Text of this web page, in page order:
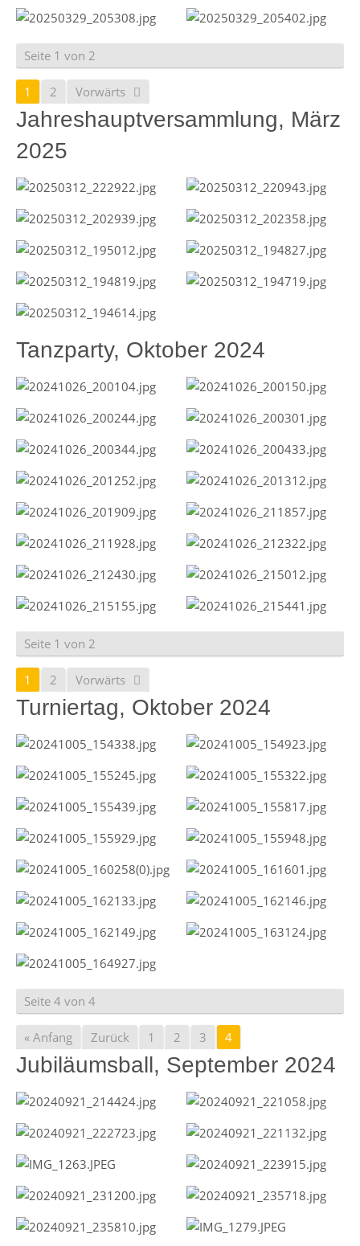
Seite 1 von 2
1 2 Vorwärts
Jahreshauptversammlung, März
2025
Tanzparty, Oktober 2024
Seite 1 von 2
1 2 Vorwärts
Turniertag, Oktober 2024
Seite 4 von 4
« Anfang Zurück 1 2 3 4
Jubiläumsball, September 2024